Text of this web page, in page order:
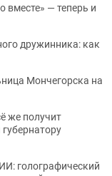
вместе» — теперь и
дружинника: как
Мончегорска на
же получит
голографический